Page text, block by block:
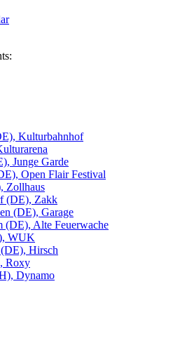
Kulturbahnhof
Junge Garde
Open Flair Festival
Zollhaus
(DE), Zakk
(DE), Garage
(DE), Alte Feuerwache
WUK
Hirsch
Roxy
Dynamo